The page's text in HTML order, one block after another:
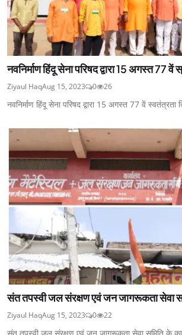
नवनिर्माण हिंदू सेना परिषद द्वारा 15 अगस्त 77 वें
Ziyaul HaqAug 15, 2023 0 26
नवनिर्माण हिंदू सेना परिषद द्वारा 15 अगस्त 77 वें
संत तपस्वी जल संरक्षण एवं जन जागरूकता सेवा
Ziyaul HaqAug 15, 2023 0 22
संत तपस्वी जल संरक्षण एवं जन जागरूकता सेवा समिति के